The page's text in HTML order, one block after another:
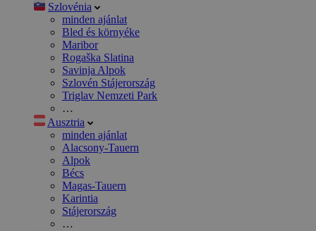
Szlovénia
minden ajánlat
Bled és környéke
Maribor
Rogaška Slatina
Savinja Alpok
Szlovén Stájerország
Triglav Nemzeti Park
…
Ausztria
minden ajánlat
Alacsony-Tauern
Alpok
Bécs
Magas-Tauern
Karintia
Stájerország
…